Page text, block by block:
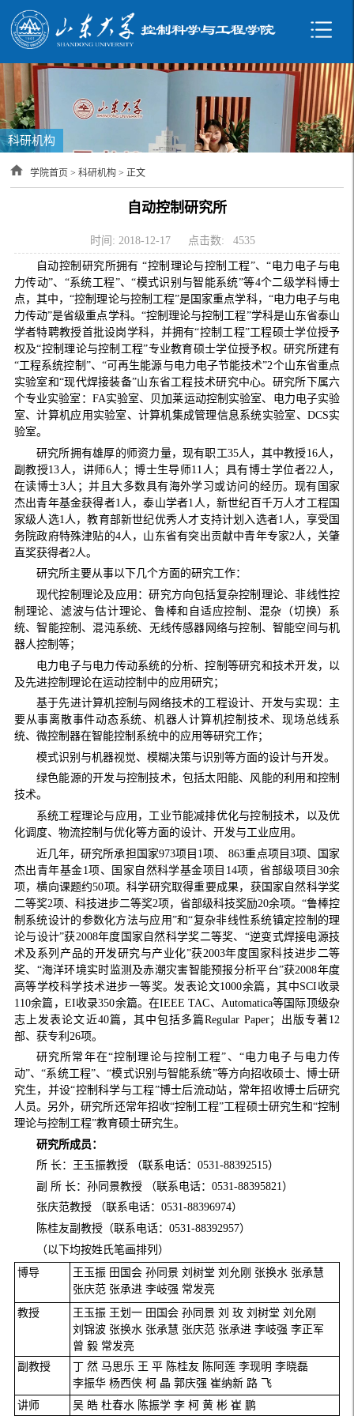
科研机构
学院首页 >科研机构 > 正文
自动控制研究所
时间: 2018-12-17 点击数: 4535
自动控制研究所拥有 “控制理论与控制工程”、“电力电子与电
力传动”、“系统工程”、“模式识别与智能系统”等4个二级学科博士
点，其中，“控制理论与控制工程”是国家重点学科，“电力电子与电
力传动”是省级重点学科。“控制理论与控制工程”学科是山东省泰山
学者特聘教授首批设岗学科，并拥有“控制工程”工程硕士学位授予
权及“控制理论与控制工程”专业教育硕士学位授予权。研究所建有
“工程系统控制”、“可再生能源与电力电子节能技术”2个山东省重点
实验室和“现代焊接装备”山东省工程技术研究中心。研究所下属六
个专业实验室：FA实验室、贝加莱运动控制实验室、电力电子实验
室、计算机应用实验室、计算机集成管理信息系统实验室、DCS实
验室。
研究所拥有雄厚的师资力量，现有职工35人，其中教授16人，
副教授13人，讲师6人；博士生导师11人；具有博士学位者22人，
在读博士3人；并且大多数具有海外学习或访问的经历。现有国家
杰出青年基金获得者1人，泰山学者1人，新世纪百千万人才工程国
家级人选1人，教育部新世纪优秀人才支持计划入选者1人，享受国
务院政府特殊津贴的4人，山东省有突出贡献中青年专家2人，关肇
直奖获得者2人。
研究所主要从事以下几个方面的研究工作：
现代控制理论及应用：研究方向包括复杂控制理论、非线性控
制理论、滤波与估计理论、鲁棒和自适应控制、混杂（切换）系
统、智能控制、混沌系统、无线传感器网络与控制、智能空间与机
器人控制等；
电力电子与电力传动系统的分析、控制等研究和技术开发，以
及先进控制理论在运动控制中的应用研究；
基于先进计算机控制与网络技术的工程设计、开发与实现：主
要从事离散事件动态系统、机器人计算机控制技术、现场总线系
统、微控制器在智能控制系统中的应用等研究工作；
模式识别与机器视觉、模糊决策与识别等方面的设计与开发。
绿色能源的开发与控制技术，包括太阳能、风能的利用和控制
技术。
系统工程理论与应用，工业节能减排优化与控制技术，以及优
化调度、物流控制与优化等方面的设计、开发与工业应用。
近几年，研究所承担国家973项目1项、 863重点项目3项、国家
杰出青年基金1项、国家自然科学基金项目14项，省部级项目30余
项，横向课题约50项。科学研究取得重要成果，获国家自然科学奖
二等奖2项、科技进步二等奖2项，省部级科技奖励20余项。“鲁棒控
制系统设计的参数化方法与应用”和“复杂非线性系统镇定控制的理
论与设计”获2008年度国家自然科学奖二等奖、“逆变式焊接电源技
术及系列产品的开发研究与产业化”获2003年度国家科技进步二等
奖、“海洋环境实时监测及赤潮灾害智能预报分析平台”获2008年度
高等学校科学技术进步一等奖。发表论文1000余篇，其中SCI收录
110余篇，EI收录350余篇。在IEEE TAC、Automatica等国际顶级杂
志上发表论文近40篇，其中包括多篇Regular Paper；出版专著12
部、获专利26项。
研究所常年在“控制理论与控制工程”、“电力电子与电力传
动”、“系统工程”、“模式识别与智能系统”等方向招收硕士、博士研
究生，并设“控制科学与工程”博士后流动站，常年招收博士后研究
人员。另外，研究所还常年招收“控制工程”工程硕士研究生和“控制
理论与控制工程”教育硕士研究生。
研究所成员 ：
所 长：王玉振教授 （联系电话：0531-88392515）
副 所 长：孙同景教授 （联系电话：0531-88395821）
张庆范教授 （联系电话：0531-88396974）
陈桂友副教授（联系电话：0531-88392957）
（以下均按姓氏笔画排列）
博导
王玉振 田国会 孙同景 刘树堂 刘允刚 张换水 张承慧
张庆范 张承进 李岐强 常发亮
教授
王玉振 王划一 田国会 孙同景 刘 玫 刘树堂 刘允刚
刘锦波 张换水 张承慧 张庆范 张承进 李岐强 李正军
曾 毅 常发亮
副教授
丁 然 马思乐 王 平 陈桂友 陈阿莲 李现明 李晓磊
李振华 杨西侠 柯 晶 郭庆强 崔纳新 路 飞
讲师
吴 皓 杜春水 陈振学 李 柯 黄 彬 崔 鹏